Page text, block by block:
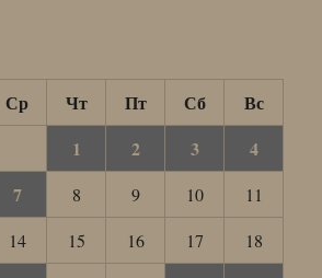
Ср Чт Пт Сб
Вс
1
2 3 4
7 8 9 10
11
14 15 16 17
18